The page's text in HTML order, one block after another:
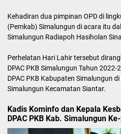
Kehadiran dua pimpinan OPD di
(Pemkab) Simalungun di acara itu
Simalungun Radiapoh Hasiholan
Perhelatan Hari Lahir tersebut
DPAC PKB Simalungun Tahun
DPAC PKB Kabupaten Simalungun
Simalungun Kecamatan Siantar.
Kadis Kominfo dan Kepala
DPAC PKB Kab. Simalungun